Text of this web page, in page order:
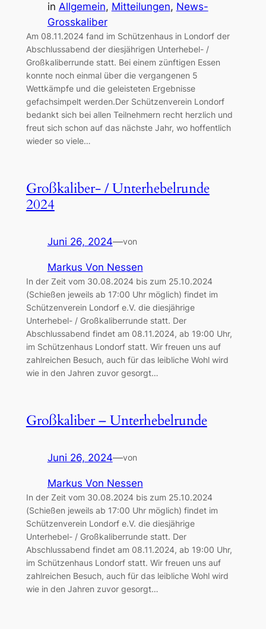
in Allgemein, Mitteilungen, News-
Grosskaliber
Am 08.11.2024 fand im Schützenhaus in Londorf der
Abschlussabend der diesjährigen Unterhebel- /
Großkaliberrunde statt. Bei einem zünftigen Essen
konnte noch einmal über die vergangenen 5
Wettkämpfe und die geleisteten Ergebnisse
gefachsimpelt werden.Der Schützenverein Londorf
bedankt sich bei allen Teilnehmern recht herzlich und
freut sich schon auf das nächste Jahr, wo hoffentlich
wieder so viele…
Großkaliber- / Unterhebelrunde
2024
Juni 26, 2024—von
Markus Von Nessen
In der Zeit vom 30.08.2024 bis zum 25.10.2024
(Schießen jeweils ab 17:00 Uhr möglich) findet im
Schützenverein Londorf e.V. die diesjährige
Unterhebel- / Großkaliberrunde statt. Der
Abschlussabend findet am 08.11.2024, ab 19:00 Uhr,
im Schützenhaus Londorf statt. Wir freuen uns auf
zahlreichen Besuch, auch für das leibliche Wohl wird
wie in den Jahren zuvor gesorgt…
Großkaliber – Unterhebelrunde
Juni 26, 2024—von
Markus Von Nessen
In der Zeit vom 30.08.2024 bis zum 25.10.2024
(Schießen jeweils ab 17:00 Uhr möglich) findet im
Schützenverein Londorf e.V. die diesjährige
Unterhebel- / Großkaliberrunde statt. Der
Abschlussabend findet am 08.11.2024, ab 19:00 Uhr,
im Schützenhaus Londorf statt. Wir freuen uns auf
zahlreichen Besuch, auch für das leibliche Wohl wird
wie in den Jahren zuvor gesorgt…